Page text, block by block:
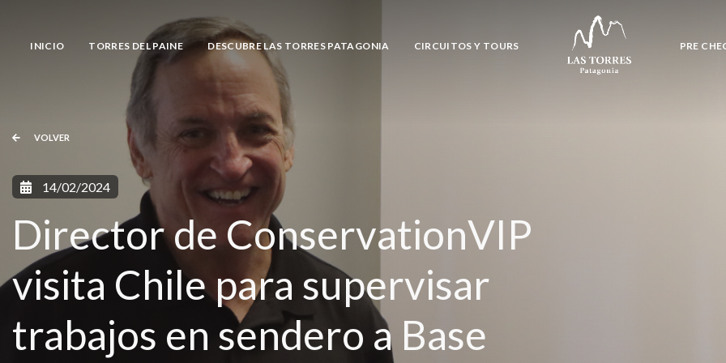
INICIO TORRES DEL PAINE DESCUBRE LAS TORRES PATAGONIA CIRCUITOS Y TOURS PRE
VOLVER
14/02/2024
Director de ConservationVIP
visita Chile para supervisar
trabajos en sendero a Base